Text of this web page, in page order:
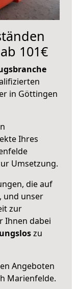
101€
in Göttingen
Ihres
Umsetzung.
die auf
und unser
zur
Ihnen dabei
zu
Angeboten
Marienfelde.